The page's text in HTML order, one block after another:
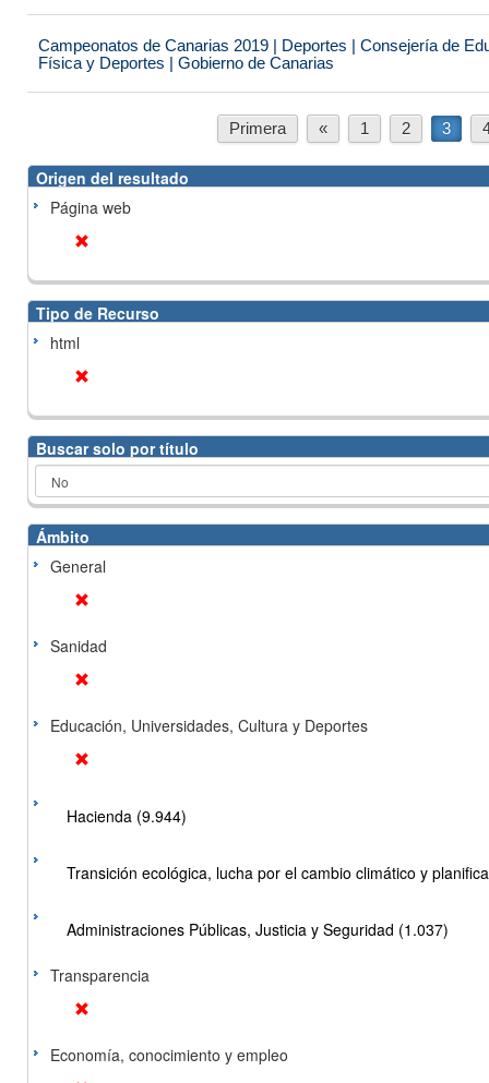
Campeonatos de Canarias 2019 | Deportes | Consejería de
Física y Deportes | Gobierno de Canarias
Primera « 1 2 3
Origen del resultado
Página web
Tipo de Recurso
html
Buscar solo por título
Ámbito
General
Sanidad
Educación, Universidades, Cultura y Deportes
Hacienda (9.944)
Transición ecológica, lucha por el cambio climático y
Administraciones Públicas, Justicia y Seguridad (1.037)
Transparencia
Economía, conocimiento y empleo